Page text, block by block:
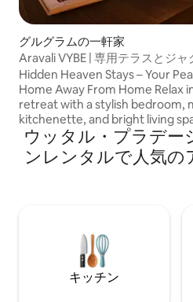
グルグラムの一軒家
Aravali VYBE | 専用テラスとジャ
きのワンルーム
Hidden Heaven Stays – Your
Home Away From Home Relax in a cozy
retreat with a stylish bedroom,
kitchenette, and bright living
Enjoy lush greenery through
windows and unwind on the
terrace with beautiful views of
nature, and tranquility. Perfect for
couples & friends for a refreshing
escape from city life.
ウッタル・プラデー
ンレンタルで人気
キッチン